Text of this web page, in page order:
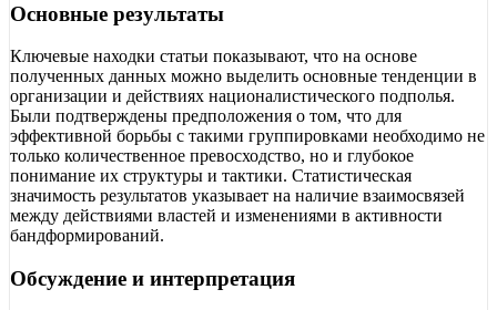
Основные результаты
Ключевые находки статьи показывают, что на основе
полученных данных можно выделить основные тенденции в
организации и действиях националистического подполья.
Были подтверждены предположения о том, что для
эффективной борьбы с такими группировками необходимо не
только количественное превосходство, но и глубокое
понимание их структуры и тактики. Статистическая
значимость результатов указывает на наличие взаимосвязей
между действиями властей и изменениями в активности
бандформирований.
Обсуждение и интерпретация